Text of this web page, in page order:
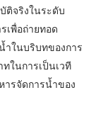
ติจริงในระดับ
เพื่อถ่ายทอด
ในบริบทของการ
ในการเป็นเวที
ารจัดการน้ำของ